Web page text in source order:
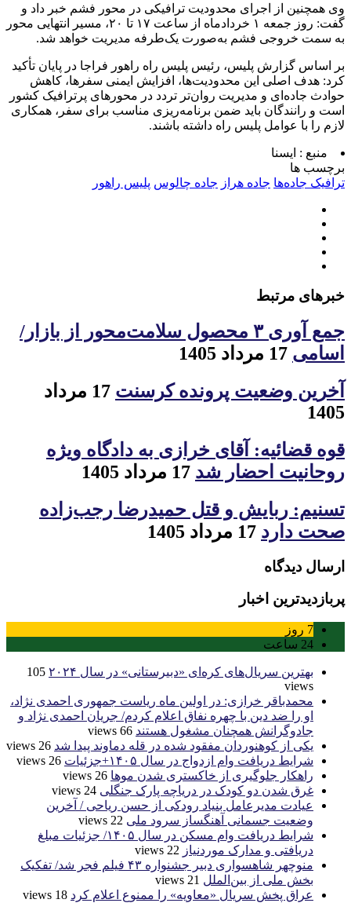
وی همچنین از اجرای محدودیت ترافیکی در محور فشم خبر داد و
گفت: روز جمعه ۱ خردادماه از ساعت ۱۷ تا ۲۰، مسیر انتهایی محور
به سمت خروجی فشم به‌صورت یک‌طرفه مدیریت خواهد شد.
بر اساس گزارش پلیس، رئیس پلیس راه راهور فراجا در پایان تأکید
کرد: هدف اصلی این محدودیت‌ها، افزایش ایمنی سفرها، کاهش
حوادث جاده‌ای و مدیریت روان‌تر تردد در محورهای پرترافیک کشور
است و رانندگان باید ضمن برنامه‌ریزی مناسب برای سفر، همکاری
لازم را با عوامل پلیس راه داشته باشند.
منبع : ایسنا
برچسب ها
ترافیک جاده‌ها جاده هراز جاده چالوس پلیس راهور
خبرهای مرتبط
جمع آوری ۳ محصول سلامت‌محور از بازار/
اسامی
آخرین وضعیت پرونده کرسنت
17 مرداد
1405
قوه قضائیه: آقای خرازی به دادگاه ویژه
روحانیت احضار شد
تسنیم: ربایش و قتل حمیدرضا رجب‌زاده
صحت دارد
ارسال دیدگاه
پربازدیدترین اخبار
7 روز
24 ساعت
بهترین سریال‌های کره‌ای «دبیرستانی» در سال ۲۰۲۴
105
views
محمدباقر خرازی: در اولین ماه ریاست جمهوری احمدی نژاد،
او را ضد دین با چهره نفاق اعلام کردم/ جریان احمدی نژاد و
جادوگرانش همچنان مشغول هستند 66 views
یکی از کوهنوردان مفقود شده در قله دماوند پیدا شد 26 views
شرایط دریافت وام ازدواج در سال ۱۴۰۵+جزئیات
26 views
راهکار جلوگیری از خاکستری شدن موها 26 views
غرق شدن دو کودک در دریاچه پارک جنگلی 24 views
عیادت مدیرعامل بنیاد رودکی از حسن ریاحی / آخرین
وضعیت جسمانی آهنگساز سرود ملی 22 views
شرایط دریافت وام مسکن در سال ۱۴۰۵/ جزئیات مبلغ
دریافتی و مدارک موردنیاز 22 views
منوچهر شاهسواری دبیر جشنواره ۴۳ فیلم فجر شد/ تفکیک
بخش ملی از بین‌الملل 21 views
عراق پخش سریال «معاویه» را ممنوع اعلام کرد 18 views